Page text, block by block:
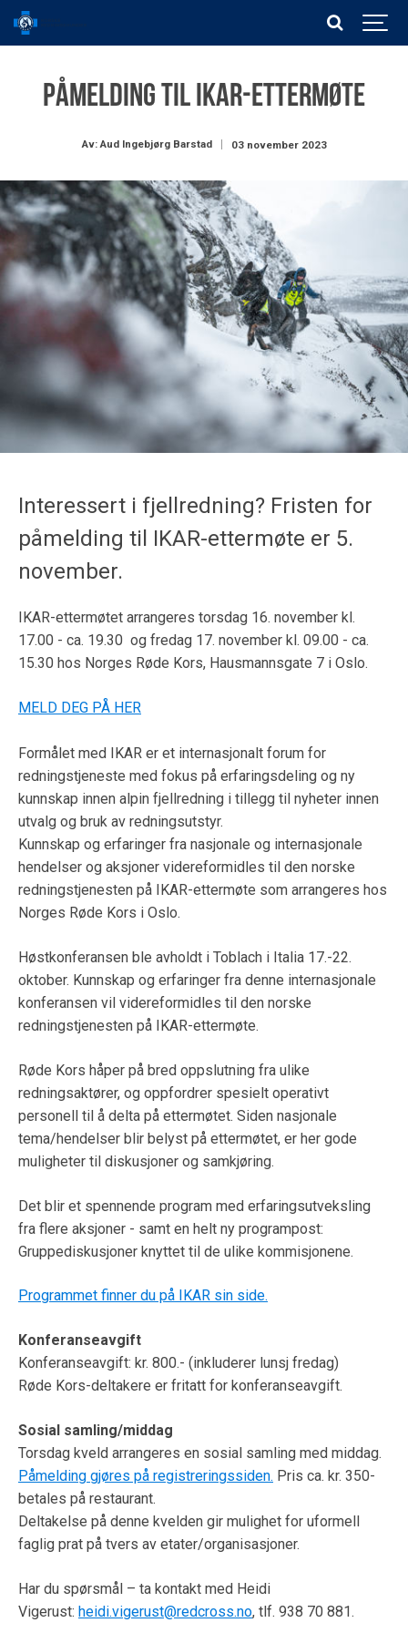
Påmelding til IKAR-ettermøte
Av: Aud Ingebjørg Barstad 03 november 2023
Interessert i fjellredning? Fristen for
påmelding til IKAR-ettermøte er 5.
november.
IKAR-ettermøtet arrangeres torsdag 16. november kl.
17.00 - ca. 19.30 og fredag 17. november kl. 09.00 - ca.
15.30 hos Norges Røde Kors, Hausmannsgate 7 i Oslo.
MELD DEG PÅ HER
Formålet med IKAR er et internasjonalt forum for
redningstjeneste med fokus på erfaringsdeling og ny
kunnskap innen alpin fjellredning i tillegg til nyheter innen
utvalg og bruk av redningsutstyr.
Kunnskap og erfaringer fra nasjonale og internasjonale
hendelser og aksjoner videreformidles til den norske
redningstjenesten på IKAR-ettermøte som arrangeres hos
Norges Røde Kors i Oslo.
Høstkonferansen ble avholdt i Toblach i Italia 17.-22.
oktober. Kunnskap og erfaringer fra denne internasjonale
konferansen vil videreformidles til den norske
redningstjenesten på IKAR-ettermøte.
Røde Kors håper på bred oppslutning fra ulike
redningsaktører, og oppfordrer spesielt operativt
personell til å delta på ettermøtet. Siden nasjonale
tema/hendelser blir belyst på ettermøtet, er her gode
muligheter til diskusjoner og samkjøring.
Det blir et spennende program med erfaringsutveksling
fra flere aksjoner - samt en helt ny programpost:
Gruppediskusjoner knyttet til de ulike kommisjonene.
Programmet finner du på IKAR sin side.
Konferanseavgift
Konferanseavgift: kr. 800.- (inkluderer lunsj fredag)
Røde Kors-deltakere er fritatt for konferanseavgift.
Sosial samling/middag
Torsdag kveld arrangeres en sosial samling med middag.
Påmelding gjøres på registreringssiden. Pris ca. kr. 350-
betales på restaurant.
Deltakelse på denne kvelden gir mulighet for uformell
faglig prat på tvers av etater/organisasjoner.
Har du spørsmål – ta kontakt med Heidi
Vigerust: heidi.vigerust@redcross.no, tlf. 938 70 881.